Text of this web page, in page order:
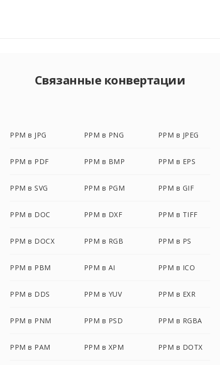
Связанные конвертации
PPM в JPG PPM в PNG PPM в JPEG
PPM в PDF PPM в BMP PPM в EPS
PPM в SVG PPM в PGM PPM в GIF
PPM в DOC PPM в DXF PPM в TIFF
PPM в DOCX PPM в RGB PPM в PS
PPM в PBM PPM в AI PPM в ICO
PPM в DDS PPM в YUV PPM в EXR
PPM в PNM PPM в PSD PPM в RGBA
PPM в PAM PPM в XPM PPM в DOTX